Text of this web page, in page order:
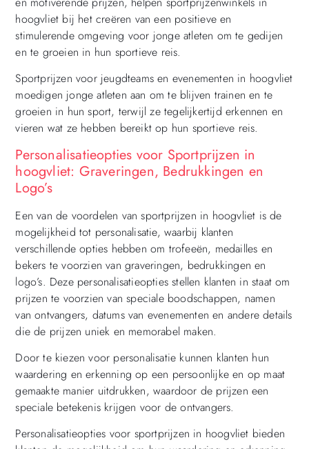
hoogvliet bij het creëren van een positieve en
stimulerende omgeving voor jonge atleten om te gedijen
en te groeien in hun sportieve reis.
Sportprijzen voor jeugdteams en evenementen in hoogvliet
moedigen jonge atleten aan om te blijven trainen en te
groeien in hun sport, terwijl ze tegelijkertijd erkennen en
vieren wat ze hebben bereikt op hun sportieve reis.
Personalisatieopties voor Sportprijzen in
hoogvliet: Graveringen, Bedrukkingen en
Logo’s
Een van de voordelen van sportprijzen in hoogvliet is de
mogelijkheid tot personalisatie, waarbij klanten
verschillende opties hebben om trofeeën, medailles en
bekers te voorzien van graveringen, bedrukkingen en
logo’s. Deze personalisatieopties stellen klanten in staat om
prijzen te voorzien van speciale boodschappen, namen
van ontvangers, datums van evenementen en andere details
die de prijzen uniek en memorabel maken.
Door te kiezen voor personalisatie kunnen klanten hun
waardering en erkenning op een persoonlijke en op maat
gemaakte manier uitdrukken, waardoor de prijzen een
speciale betekenis krijgen voor de ontvangers.
Personalisatieopties voor sportprijzen in hoogvliet bieden